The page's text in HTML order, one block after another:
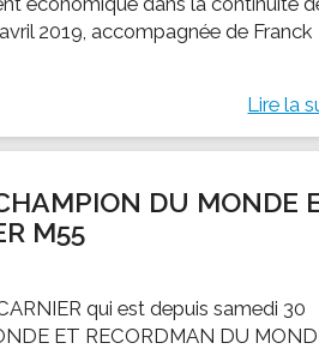
2019, accompagnée de Franck
Lire la
DU MONDE
M55
qui est depuis samedi 30
ET RECORDMAN DU